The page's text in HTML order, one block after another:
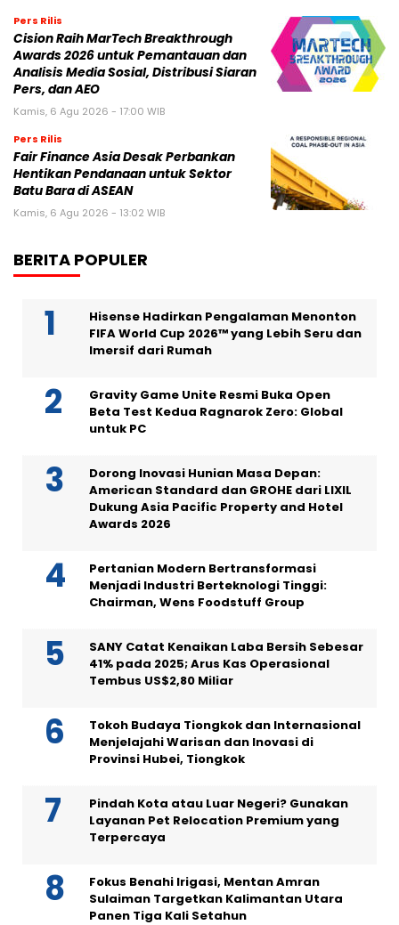
Pers Rilis
Cision Raih MarTech Breakthrough
Awards 2026 untuk Pemantauan dan
Analisis Media Sosial, Distribusi Siaran
Pers, dan AEO
Kamis, 6 Agu 2026 - 17:00 WIB
Pers Rilis
Fair Finance Asia Desak Perbankan
Hentikan Pendanaan untuk Sektor
Batu Bara di ASEAN
Kamis, 6 Agu 2026 - 13:02 WIB
BERITA POPULER
Hisense Hadirkan Pengalaman Menonton
FIFA World Cup 2026™ yang Lebih Seru dan
Imersif dari Rumah
Gravity Game Unite Resmi Buka Open
Beta Test Kedua Ragnarok Zero: Global
untuk PC
Dorong Inovasi Hunian Masa Depan:
American Standard dan GROHE dari LIXIL
Dukung Asia Pacific Property and Hotel
Awards 2026
Pertanian Modern Bertransformasi
Menjadi Industri Berteknologi Tinggi:
Chairman, Wens Foodstuff Group
SANY Catat Kenaikan Laba Bersih Sebesar
41% pada 2025; Arus Kas Operasional
Tembus US$2,80 Miliar
Tokoh Budaya Tiongkok dan Internasional
Menjelajahi Warisan dan Inovasi di
Provinsi Hubei, Tiongkok
Pindah Kota atau Luar Negeri? Gunakan
Layanan Pet Relocation Premium yang
Terpercaya
Fokus Benahi Irigasi, Mentan Amran
Sulaiman Targetkan Kalimantan Utara
Panen Tiga Kali Setahun